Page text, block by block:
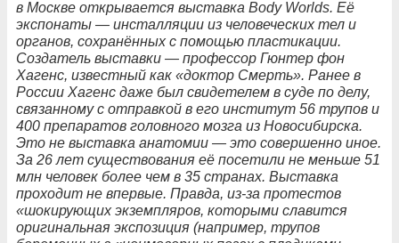
в Москве открывается выставка Body Worlds. Её
экспонаты — инсталляции из человеческих тел и
органов, сохранённых с помощью пластикации.
Создатель выставки — профессор Гюнтер фон
Хагенс, известный как «доктор Смерть». Ранее в
России Хагенс даже был свидетелем в суде по делу,
связанному с отправкой в его институт 56 трупов и
400 препаратов головного мозга из Новосибирска.
Это не выставка анатомии — это совершенно иное.
За 26 лет существования её посетили не меньше 51
млн человек более чем в 35 странах. Выставка
проходит не впервые. Правда, из-за протестов
«шокирующих экземпляров, которыми славится
оригинальная экспозиция (например, трупов